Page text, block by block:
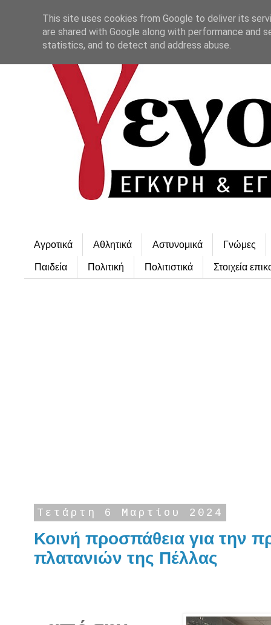
Αγροτικά Αθλητικά Αστυνομικά Γνώμες
Παιδεία Πολιτική Πολιτιστικά Στοιχεία
Τετάρτη 6 Μαρτίου 2024
Κοινή προσπάθεια για την
πλατανιών της Πέλλας
This site uses cookies from Google to deliver its
are shared with Google along with performance and
statistics, and to detect and address abuse.